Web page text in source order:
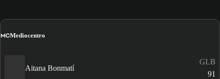
MCMediocentro
Aitana Bonmatí
GLB
91